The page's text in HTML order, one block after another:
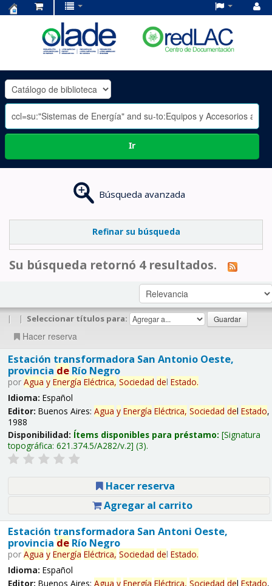
OLADE
-
Ir
Búsqueda avanzada
Refinar su búsqueda
Su búsqueda retornó 4 resultados.
| | Seleccionar títulos para:
Hacer reserva
Estación transformadora San Antonio Oeste,
provincia deRío Negro
por Agua y Energía Eléctrica, Sociedad del Estado.
Idioma: Español
Editor: Buenos Aires: Agua y Energía Eléctrica, Sociedad del Estado,
1988
Disponibilidad: Ítems disponibles para préstamo: Signatura
topográfica: 621.374.5/A282/v.2 (3).
Hacer reserva
Agregar al carrito
Estación transformadora San Antoni Oeste,
provincia deRío Negro
por Agua y Energía Eléctrica, Sociedad del Estado.
Idioma: Español
Editor: Buenos Aires: Agua y Energía Eléctrica, Sociedad del Estado,